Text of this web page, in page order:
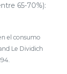
65-70%):
el consumo
Le Dividich